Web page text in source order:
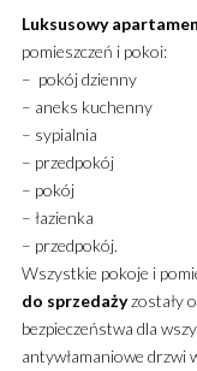
Luksusowy
pomieszczeń i pokoi:
– pokój dzienny
– aneks kuchenny
– sypialnia
– przedpokój
– pokój
– łazienka
– przedpokój.
Wszystkie pokoje i
do sprzedażyzostały
bezpieczeństwa dla
antywłamaniowe drzwi